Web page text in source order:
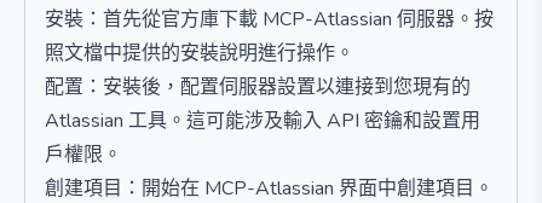
安裝：首先從官方庫下載 MCP-Atlassian 伺服器。按
照文檔中提供的安裝說明進行操作。
配置：安裝後，配置伺服器設置以連接到您現有的
Atlassian 工具。這可能涉及輸入 API 密鑰和設置用
戶權限。
創建項目：開始在 MCP-Atlassian 界面中創建項目。